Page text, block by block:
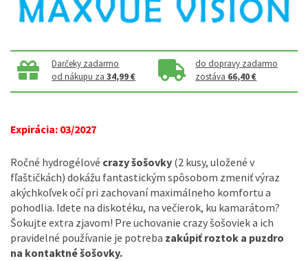
Darčeky zadarmo
od nákupu za34,99 €
do dopravy zadarmo
zostáva 66,40 €
Expirácia: 03/2027
Ročné hydrogélové crazy šošovky (2 kusy, uložené v
fľaštičkách) dokážu fantastickým spôsobom zmeniť výraz
akýchkoľvek očí pri zachovaní maximálneho komfortu a
pohodlia. Idete na diskotéku, na večierok, ku kamarátom?
Šokujte extra zjavom! Pre uchovanie crazy šošoviek a ich
pravidelné používanie je potreba zakúpiť roztok a puzdro
na kontaktné šošovky.